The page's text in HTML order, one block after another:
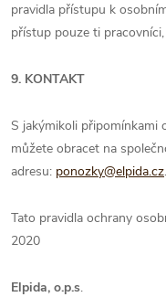
pravidla přístupu k
přístup pouze ti
9. KONTAKT
S jakýmikoli připomínkami
můžete obracet na
adresu: ponozky@elpida.cz.
Tato pravidla ochrany
2020
Elpida, o.p.s.